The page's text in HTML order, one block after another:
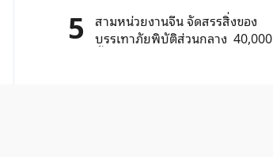
5
สามหน่วยงานจีน จัดสรรสิ่งของ
บรรเทาภัยพิบัติส่วนกลาง 40,000